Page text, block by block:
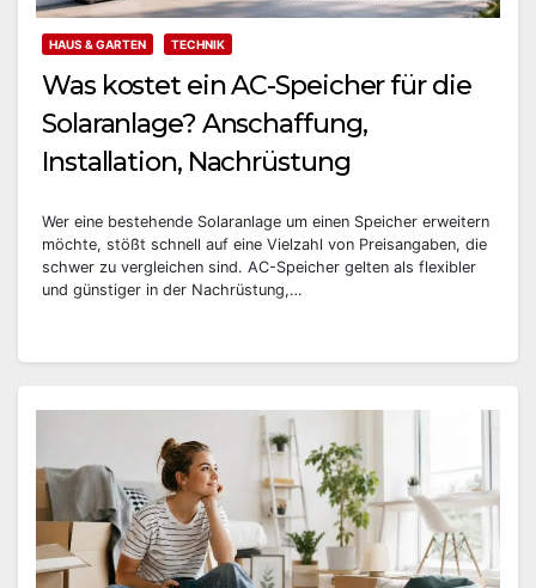
HAUS & GARTEN TECHNIK
Was kostet ein AC-Speicher für die
Solaranlage? Anschaffung,
Installation, Nachrüstung
Wer eine bestehende Solaranlage um einen Speicher erweitern
möchte, stößt schnell auf eine Vielzahl von Preisangaben, die
schwer zu vergleichen sind. AC-Speicher gelten als flexibler
und günstiger in der Nachrüstung,…